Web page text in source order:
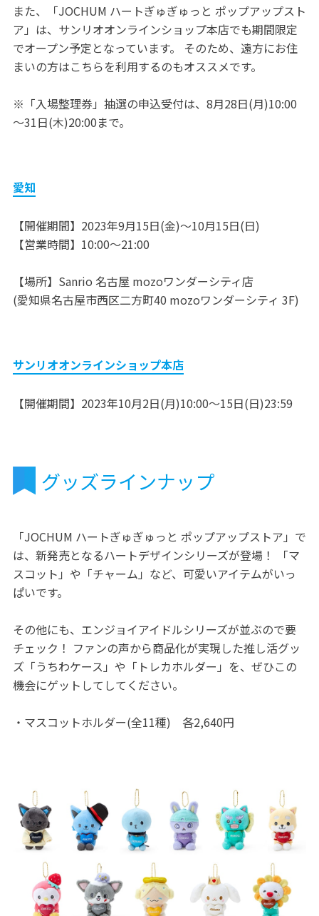
また、「JOCHUM ハートぎゅぎゅっと ポップアップスト
ア」は、サンリオオンラインショップ本店でも期間限定
でオープン予定となっています。 そのため、遠方にお住
まいの方はこちらを利用するのもオススメです。
※「入場整理券」抽選の申込受付は、8月28日(月)10:00
～31日(木)20:00まで。
愛知
【開催期間】2023年9月15日(金)～10月15日(日)
【営業時間】10:00～21:00
【場所】Sanrio 名古屋 mozoワンダーシティ店
(愛知県名古屋市西区二方町40 mozoワンダーシティ 3F)
サンリオオンラインショップ本店
【開催期間】2023年10月2日(月)10:00～15日(日)23:59
グッズラインナップ
「JOCHUM ハートぎゅぎゅっと ポップアップストア」で
は、新発売となるハートデザインシリーズが登場！ 「マ
スコット」や「チャーム」など、可愛いアイテムがいっ
ぱいです。
その他にも、エンジョイアイドルシリーズが並ぶので要
チェック！ ファンの声から商品化が実現した推し活グッ
ズ「うちわケース」や「トレカホルダー」を、ぜひこの
機会にゲットしてしてください。
・マスコットホルダー(全11種) 各2,640円